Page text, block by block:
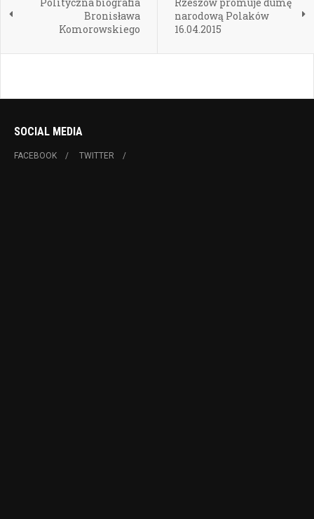
Bronisława
Komorowskiego
narodową Polaków
16.04.2015
SOCIAL MEDIA
FACEBOOK TWITTER